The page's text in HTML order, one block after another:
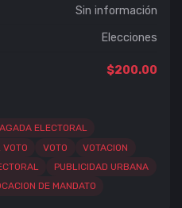
Sin información
Elecciones
$200.00
ELECTORAL
VOTO VOTO
VOTACION
PUBLICIDAD URBANA
DE MANDATO